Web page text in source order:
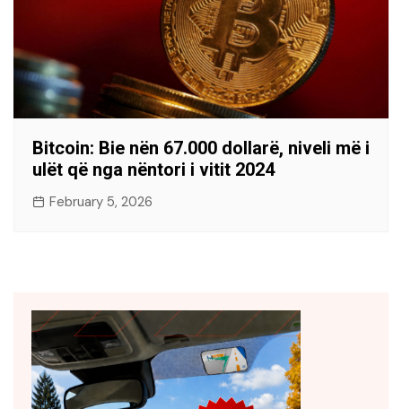
Bitcoin: Bie nën 67.000 dollarë, niveli më i
ulët që nga nëntori i vitit 2024
February 5, 2026